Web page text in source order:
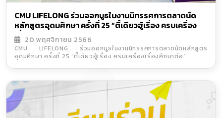
CMU LIFELONG ร่วมออกบูธในงานนิทรรศการตลาดนัด
หลักสูตรอุดมศึกษา ครั้งที่ 25 “ตี้เดียวฮู้เรื่อง ครบเครื่อง
เรื่องศึกษาต่อ”
20 พฤศจิกายน 2566
CMU LIFELONG ร่วมออกบูธในงานนิทรรศการตลาดนัดหลักสูตร
อุดมศึกษา ครั้งที่ 25 “ตี้เดียวฮู้เรื่อง ครบเครื่องเรื่องศึกษาต่อ”